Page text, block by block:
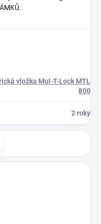
vložka Mul-T-Lock MTL
800
2 roky